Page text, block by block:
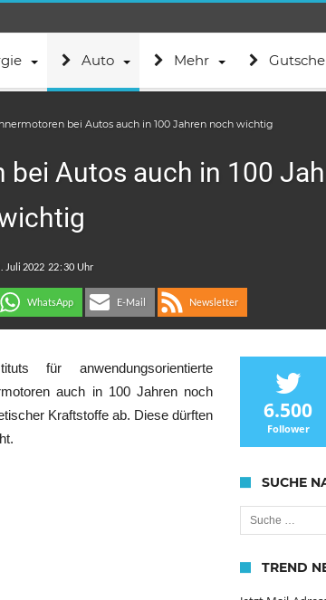
Auto Mehr
bei Autos auch in 100 Jahren noch wichtig
bei Autos auch in 100
:
WhatsApp E-Mail Newsletter
für anwendungsorientierte
auch in 100 Jahren noch
Kraftstoffe ab. Diese dürften
6.500
Follower
SUCHE
Suche nach:
TREND